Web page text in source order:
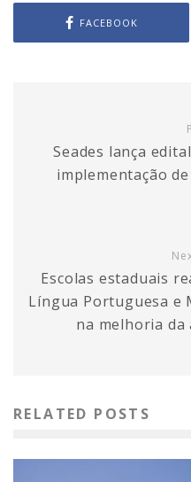
FACEBOOK
Seades lança
implementação
Escolas estaduais
Língua Portuguesa e
na melhoria da
RELATED POSTS